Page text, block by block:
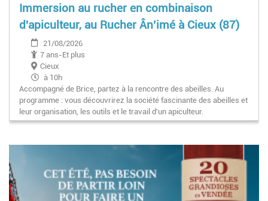
Immersion au rucher en combinaison
d'apiculteur, au Rucher Ân’imé à Cieux (87)
21/08/2026
7 ans-Et plus
Cieux
à 10h
Accompagné de Brice, partez à la rencontre des abeilles. Au
programme : vous découvrirez la société fascinante des abeilles et
leur organisation, les outils et le travail d'un apiculteur.